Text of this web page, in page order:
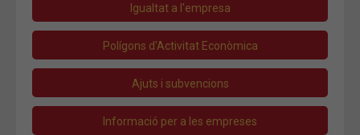
Igualtat a l'empresa
Polígons d'Activitat Econòmica
Ajuts i subvencions
Informació per a les empreses